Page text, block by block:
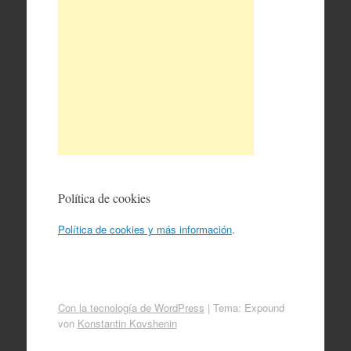
Política de cookies
Política de cookies y más información.
Con la tecnología de WordPress | Tema: Expound
von Konstantin Kovshenin